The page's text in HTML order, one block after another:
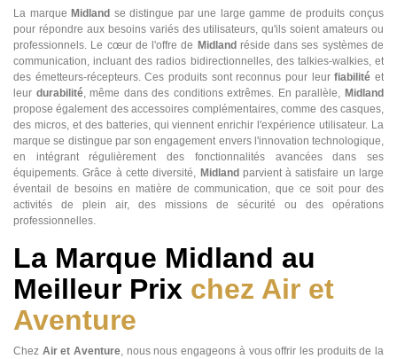
La marque Midland se distingue par une large gamme de produits conçus
pour répondre aux besoins variés des utilisateurs, qu'ils soient amateurs ou
professionnels. Le cœur de l'offre de Midland réside dans ses systèmes de
communication, incluant des radios bidirectionnelles, des talkies-walkies, et
des émetteurs-récepteurs. Ces produits sont reconnus pour leurfiabilité et
leur durabilité, même dans des conditions extrêmes. En parallèle, Midland
propose également des accessoires complémentaires, comme des casques,
des micros, et des batteries, qui viennent enrichir l'expérience utilisateur. La
marque se distingue par son engagement envers l'innovation technologique,
en intégrant régulièrement des fonctionnalités avancées dans ses
équipements. Grâce à cette diversité, Midland parvient à satisfaire un large
éventail de besoins en matière de communication, que ce soit pour des
activités de plein air, des missions de sécurité ou des opérations
professionnelles.
La Marque Midland au
Meilleur Prix chez Air et
Aventure
Chez Air et Aventure, nous nous engageons à vous offrir les produits de la